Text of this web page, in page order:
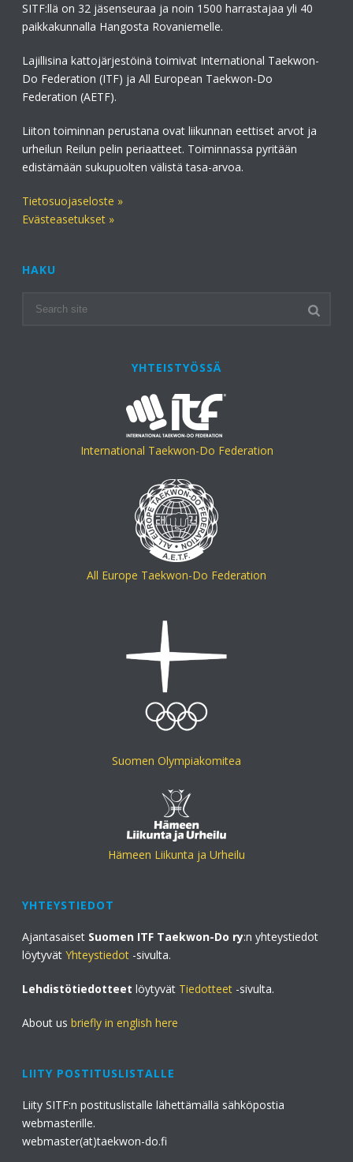
SITF:llä on 32 jäsenseuraa ja noin 1500 harrastajaa yli 40
paikkakunnalla Hangosta Rovaniemelle.
Lajillisina kattojärjestöinä toimivat International Taekwon-
Do Federation (ITF) ja All European Taekwon-Do
Federation (AETF).
Liiton toiminnan perustana ovat liikunnan eettiset arvot ja
urheilun Reilun pelin periaatteet. Toiminnassa pyritään
edistämään sukupuolten välistä tasa-arvoa.
Tietosuojaseloste »
Evästeasetukset »
HAKU
YHTEISTYÖSSÄ
International Taekwon-Do Federation
All Europe Taekwon-Do Federation
Suomen Olympiakomitea
Hämeen Liikunta ja Urheilu
YHTEYSTIEDOT
Ajantasaiset Suomen ITF Taekwon-Do ry:n yhteystiedot
löytyvätYhteystiedot -sivulta.
Lehdistötiedotteet löytyvät Tiedotteet -sivulta.
About usbriefly in english here
LIITY POSTITUSLISTALLE
Liity SITF:n postituslistalle lähettämällä sähköpostia
webmasterille.
webmaster(at)taekwon-do.fi